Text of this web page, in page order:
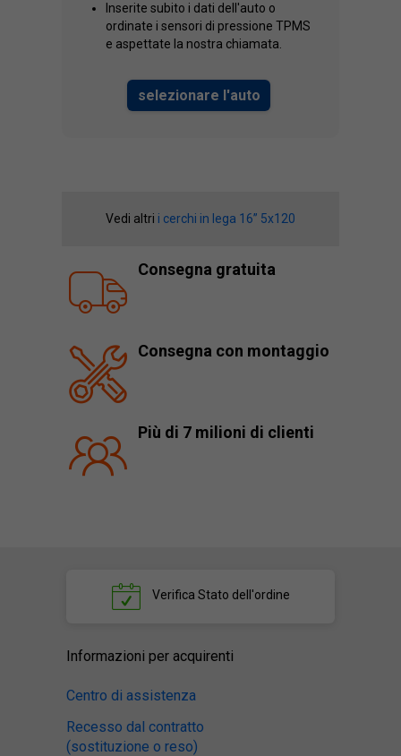
Inserite subito i dati dell'auto o
ordinate i sensori di pressione TPMS
e aspettate la nostra chiamata.
selezionare l'auto
Vedi altri i cerchi in lega 16” 5x120
Consegna gratuita
Consegna con montaggio
Più di 7 milioni di clienti
Verifica Stato dell'ordine
Informazioni per acquirenti
Centro di assistenza
Recesso dal contratto
(sostituzione o reso)